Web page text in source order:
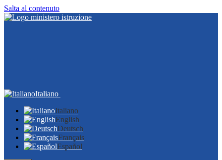
Salta al contenuto
Italiano
Italiano
English
Deutsch
Français
Español